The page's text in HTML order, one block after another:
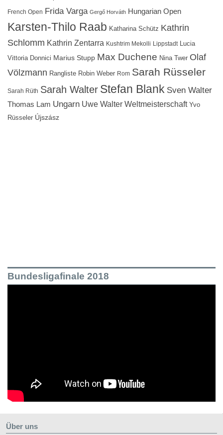
French Open Frida Varga Gergő Horváth Hungarian Open
Karsten-Thilo Raab Katharina Schütz Kathrin
Schlomm Kathrin Zentarra Kushtrim Mekolli Lippstadt Lucia
Vittoria Donnici Marius Stupp Max Duchene Nina Twer Olaf
Völzmann Rangliste Robin Weber Rom Sarah Rüsseler
Sarah Rüth Sarah Walter Stefan Blank Sven Walter
Thomas Lam Ungarn Uwe Walter Weltmeisterschaft Yvo
Rüsseler Újszász
Bundesligafinale 2018
Über uns